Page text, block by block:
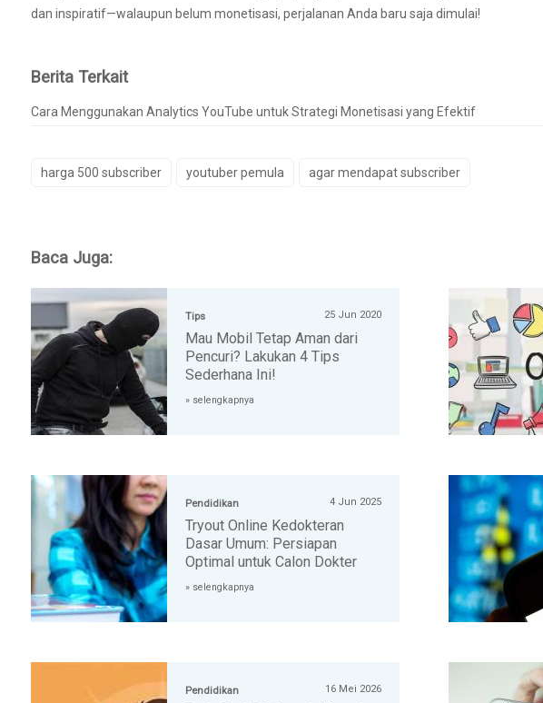
dan inspiratif—walaupun belum monetisasi, perjalanan Anda baru saja dimulai!
Berita Terkait
Cara Menggunakan Analytics YouTube untuk Strategi Monetisasi yang Efektif
harga 500 subscriber youtuber pemula agar mendapat subscriber
Baca Juga:
Tips 25 Jun 2020
Mau Mobil Tetap Aman dari
Pencuri? Lakukan 4 Tips
Sederhana Ini!
» selengkapnya
Pendidikan 4 Jun 2025
Tryout Online Kedokteran
Dasar Umum: Persiapan
Optimal untuk Calon Dokter
» selengkapnya
Pendidikan 16 Mei 2026